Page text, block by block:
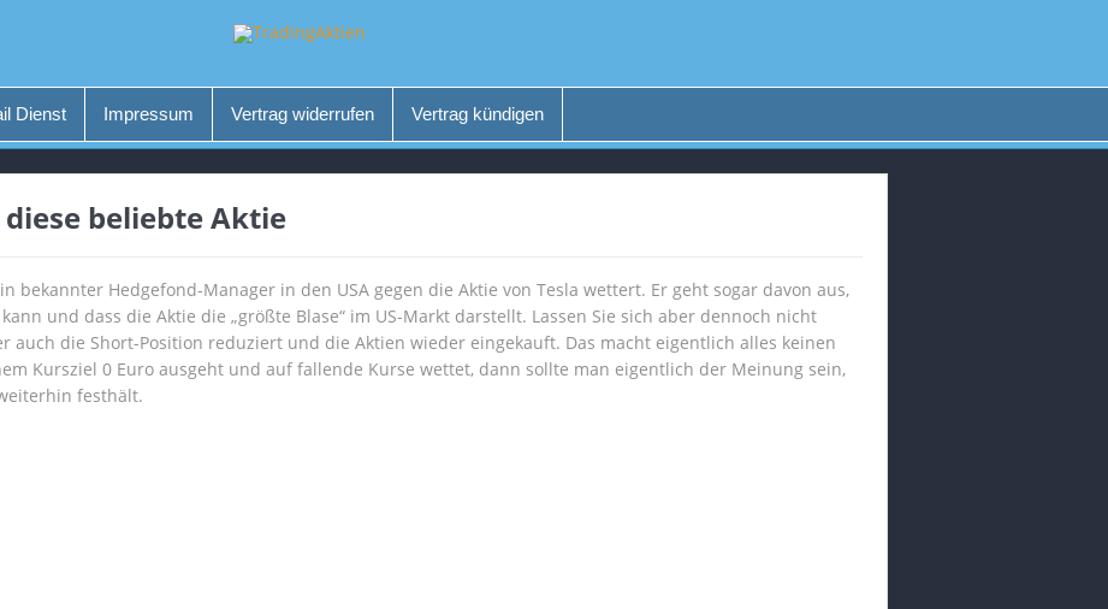
Dienst Impressum Vertrag widerrufen Vertrag kündigen
beliebte Aktie
bekannter Hedgefond-Manager in den USA gegen die Aktie von Tesla wettert. Er geht sogar davon aus,
und dass die Aktie die „größte Blase“ im US-Markt darstellt. Lassen Sie sich aber dennoch nicht
auch die Short-Position reduziert und die Aktien wieder eingekauft. Das macht eigentlich alles keinen
Kursziel 0 Euro ausgeht und auf fallende Kurse wettet, dann sollte man eigentlich der Meinung sein,
festhält.